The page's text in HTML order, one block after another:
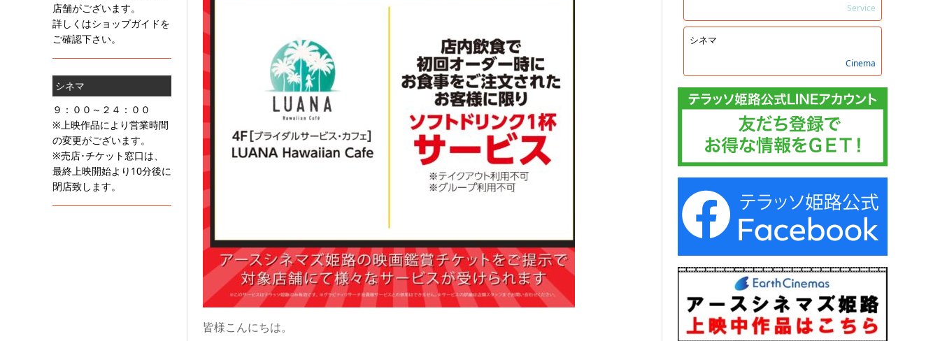
皆様こんにちは。
Service
シネマ
Cinema
店舗がございます。
詳しくはショップガイドを
ご確認下さい。
シネマ
９：００～２４：００
※上映作品により営業時間
の変更がございます。
※売店･チケット窓口は、
最終上映開始より10分後に
閉店致します。